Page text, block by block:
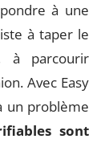
à une
à taper le
à parcourir
Avec Easy
un problème
sont